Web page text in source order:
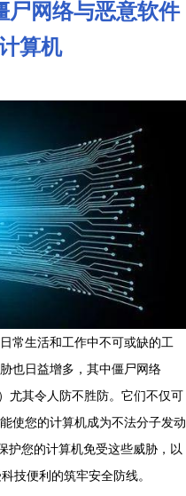
尸网络与恶意软件
算机
常生活和工作中不可或缺的工
也日益增多，其中僵尸网络
尤其令人防不胜防。它们不仅可
使您的计算机成为不法分子发动
护您的计算机免受这些威胁，以
技便利的筑牢安全防线。